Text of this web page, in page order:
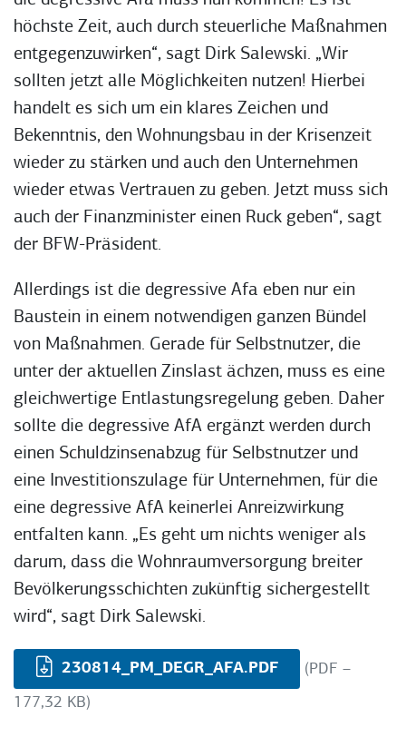
höchste Zeit, auch durch steuerliche Maßnahmen
entgegenzuwirken“, sagt Dirk Salewski. „Wir
sollten jetzt alle Möglichkeiten nutzen! Hierbei
handelt es sich um ein klares Zeichen und
Bekenntnis, den Wohnungsbau in der Krisenzeit
wieder zu stärken und auch den Unternehmen
wieder etwas Vertrauen zu geben. Jetzt muss sich
auch der Finanzminister einen Ruck geben“, sagt
der BFW-Präsident.
Allerdings ist die degressive Afa eben nur ein
Baustein in einem notwendigen ganzen Bündel
von Maßnahmen. Gerade für Selbstnutzer, die
unter der aktuellen Zinslast ächzen, muss es eine
gleichwertige Entlastungsregelung geben. Daher
sollte die degressive AfA ergänzt werden durch
einen Schuldzinsenabzug für Selbstnutzer und
eine Investitionszulage für Unternehmen, für die
eine degressive AfA keinerlei Anreizwirkung
entfalten kann. „Es geht um nichts weniger als
darum, dass die Wohnraumversorgung breiter
Bevölkerungsschichten zukünftig sichergestellt
wird“, sagt Dirk Salewski.
230814_PM_DEGR_AFA.PDF (PDF –
177,32 KB)